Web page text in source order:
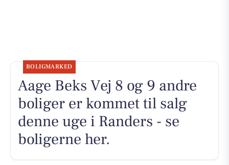
BOLIGMARKED
Aage Beks Vej 8 og 9 andre
boliger er kommet til salg
denne uge i Randers - se
boligerne her.